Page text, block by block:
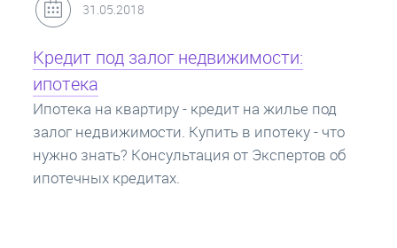
31.05.2018
Кредит под залог недвижимости:
ипотека
Ипотека на квартиру - кредит на жилье под
залог недвижимости. Купить в ипотеку - что
нужно знать? Консультация от Экспертов об
ипотечных кредитах.